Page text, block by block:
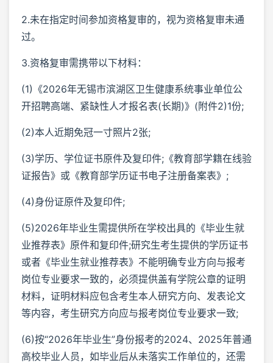
2.未在指定时间参加资格复审的，视为资格复审未通
过。
3.资格复审需携带以下材料：
(1)《2026年无锡市滨湖区卫生健康系统事业单位公
开招聘高端、紧缺性人才报名表(长期)》(附件2)1份;
(2)本人近期免冠一寸照片2张;
(3)学历、学位证书原件及复印件;《教育部学籍在线验
证报告》或《教育部学历证书电子注册备案表》;
(4)身份证原件及复印件;
(5)2026年毕业生需提供所在学校出具的《毕业生就
业推荐表》原件和复印件;研究生考生提供的学历证书
或者《毕业生就业推荐表》不能明确专业方向与报考
岗位专业要求一致的，必须提供盖有学院公章的证明
材料，证明材料应包含考生本人研究方向、发表论文
等内容，考生研究方向应与报考岗位专业要求一致;
(6)按“2026年毕业生”身份报考的2024、2025年普通
高校毕业人员，如毕业后从未落实工作单位的，还需